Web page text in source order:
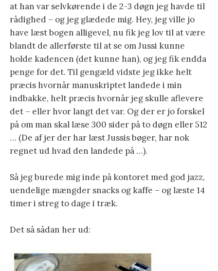
at han var selvkørende i de 2-3 døgn jeg havde til
rådighed – og jeg glædede mig. Hey, jeg ville jo
have læst bogen alligevel, nu fik jeg lov til at være
blandt de allerførste til at se om Jussi kunne
holde kadencen (det kunne han), og jeg fik endda
penge for det. Til gengæld vidste jeg ikke helt
præcis hvornår manuskriptet landede i min
indbakke, helt præcis hvornår jeg skulle aflevere
det – eller hvor langt det var. Og der er jo forskel
på om man skal læse 300 sider på to døgn eller 512
… (De af jer der har læst Jussis bøger, har nok
regnet ud hvad den landede på …).
Så jeg burede mig inde på kontoret med god jazz,
uendelige mængder snacks og kaffe – og læste 14
timer i streg to dage i træk.
Det så sådan her ud: